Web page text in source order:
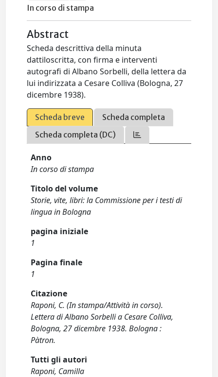
In corso di stampa
Abstract
Scheda descrittiva della minuta
dattiloscritta, con firma e interventi
autografi di Albano Sorbelli, della lettera da
lui indirizzata a Cesare Colliva (Bologna, 27
dicembre 1938).
Scheda breve
Scheda completa
Scheda completa (DC)
Anno
In corso di stampa
Titolo del volume
Storie, vite, libri: la Commissione per i testi di
lingua in Bologna
pagina iniziale
1
Pagina finale
1
Citazione
Raponi, C. (In stampa/Attività in corso).
Lettera di Albano Sorbelli a Cesare Colliva,
Bologna, 27 dicembre 1938. Bologna :
Pàtron.
Tutti gli autori
Raponi, Camilla